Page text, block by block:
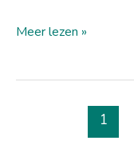
Meer lezen »
1